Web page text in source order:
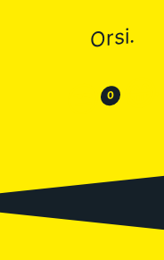
Orsi.
😒 0 😂